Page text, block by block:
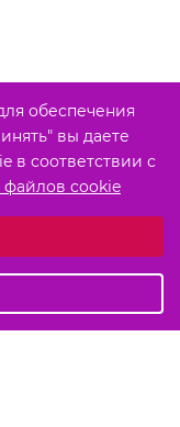
обеспечения
вы даете
в соответствии с
cookie